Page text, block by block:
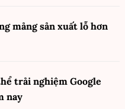
mảng sản xuất lỗ hơn
trải nghiệm Google
nay